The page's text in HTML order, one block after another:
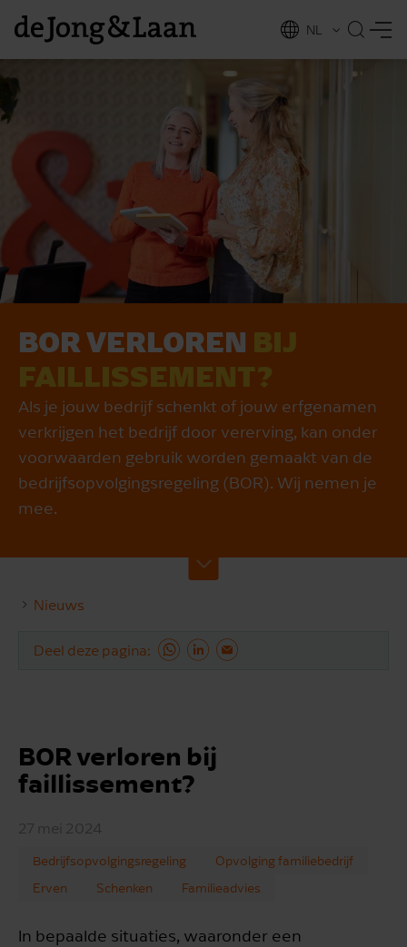
NL
EN
BOR VERLOREN BIJ
FAILLISSEMENT?
Als je jouw bedrijf schenkt of jouw erfgenamen
verkrijgen het bedrijf door vererving, kan onder
voorwaarden gebruik worden gemaakt van de
bedrijfsopvolgingsregeling (BOR). Wij nemen je
mee.
Nieuws
Deel deze pagina
BOR verloren bij
faillissement?
27 mei 2024
Bedrijfsopvolgingsregeling
Opvolging familiebedrijf
Erven
Schenken Familieadvies
In bepaalde situaties, waaronder een